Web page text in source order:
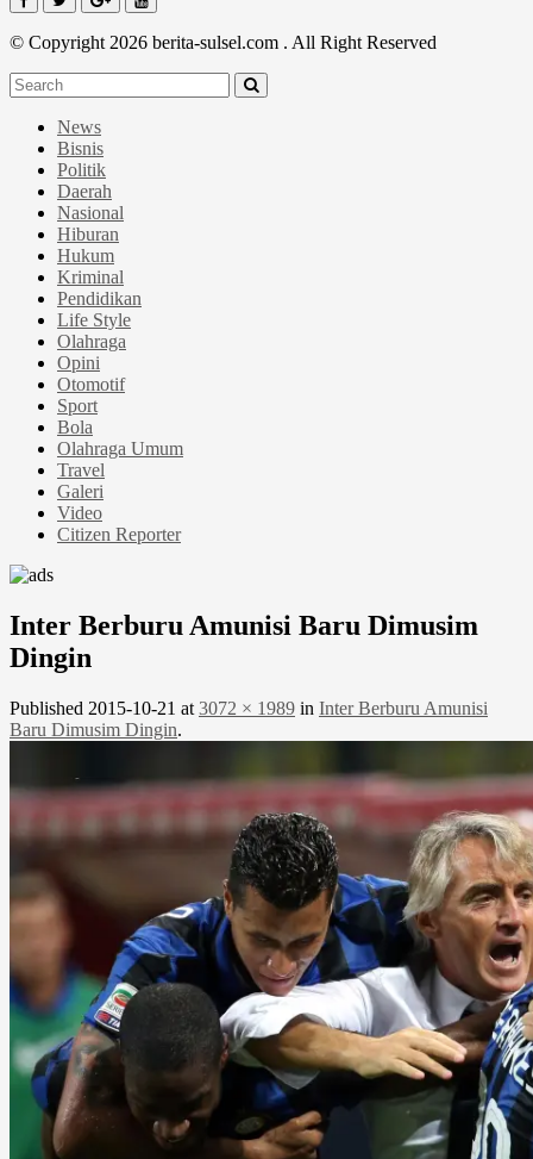
© Copyright 2026 berita-sulsel.com . All Right Reserved
News
Bisnis
Politik
Daerah
Nasional
Hiburan
Hukum
Kriminal
Pendidikan
Life Style
Olahraga
Opini
Otomotif
Sport
Bola
Olahraga Umum
Travel
Galeri
Video
Citizen Reporter
Inter Berburu Amunisi Baru Dimusim
Dingin
Published 2015-10-21 at 3072 × 1989 in Inter Berburu Amunisi
Baru Dimusim Dingin.